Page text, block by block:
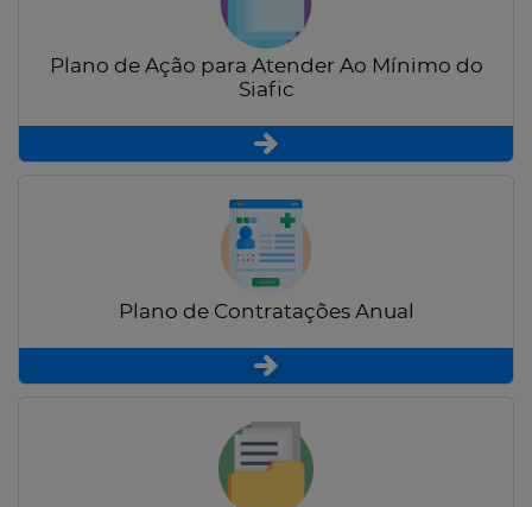
Plano de Ação para Atender Ao Mínimo do
Siafic
Plano de Contratações Anual